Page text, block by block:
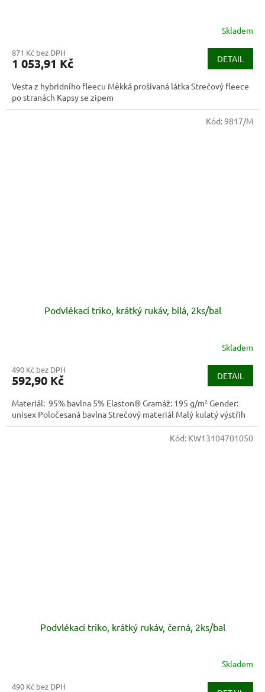
Skladem
871 Kč bez DPH
1 053,91 Kč DETAIL
Vesta z hybridního fleecu Měkká prošívaná látka Strečový fleece
po stranách Kapsy se zipem
Podvlékací triko, krátký rukáv, bílá, 2ks/bal
Skladem
490 Kč bez DPH
592,90 Kč DETAIL
Materiál: 95% bavlna 5% Elaston® Gramáž: 195 g/m² Gender:
unisex Poločesaná bavlna Strečový materiál Malý kulatý výstřih
Kód:9817/M
Podvlékací triko, krátký rukáv, černá, 2ks/bal
Skladem
490 Kč bez DPH
Kód: KW13104701050